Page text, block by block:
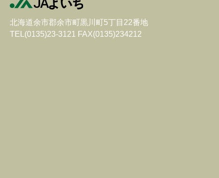
北海道余市郡余市町黒川町5丁目22番地
TEL(0135)23-3121 FAX(0135)234212